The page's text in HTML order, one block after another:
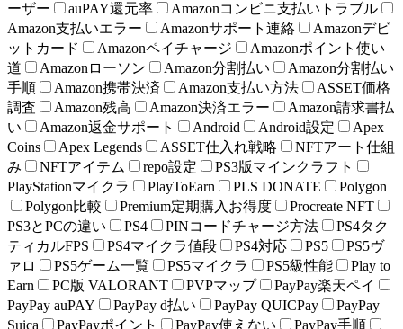
ーザー
auPAY還元率
Amazonコンビニ支払いトラブル
Amazon支払いエラー
Amazonサポート連絡
Amazonデビ
ットカード
Amazonペイチャージ
Amazonポイント使い
道
Amazonローソン Amazon分割払い
Amazon分割払い
手順
Amazon携帯決済 Amazon支払い方法
ASSET価格
調査
Amazon残高 Amazon決済エラー
Amazon請求書払
い
Amazon返金サポート Android Android設定
Apex
Coins
Apex Legends ASSET仕入れ戦略
NFTアート仕組
み
NFTアイテム repo設定
PS3版マインクラフト
PlayStationマイクラ
PlayToEarn PLS DONATE
Polygon
Polygon比較
Premium定期購入お得度
Procreate NFT
PS3とPCの違い
PS4 PINコードチャージ方法
PS4タク
ティカルFPS
PS4マイクラ値段 PS4対応 PS5
PS5ヴ
ァロ
PS5ゲーム一覧 PS5マイクラ PS5級性能
Play to
Earn
PC版 VALORANT PVPマップ
PayPay楽天ペイ
PayPay auPAY
PayPay d払い PayPay QUICPay
PayPay
Suica
PayPayポイント PayPay使えない
PayPay手順